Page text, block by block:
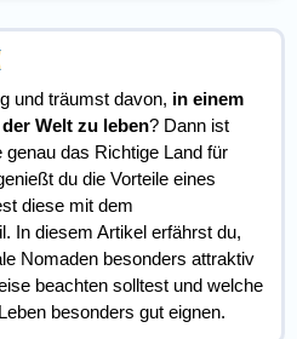
und träumst davon, in einem
Welt zu leben? Dann ist
genau das Richtige Land für
du die Vorteile eines
diese mit dem
In diesem Artikel erfährst du,
Nomaden besonders attraktiv
beachten solltest und welche
besonders gut eignen.